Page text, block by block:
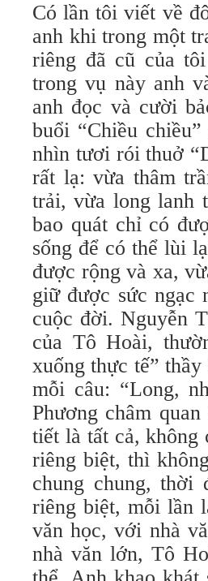
Có lần tôi viết về
anh khi trong một
riêng đã cũ của
trong vụ này anh
anh đọc và cười
buổi “Chiều
nhìn tươi rói thuở
rất lạ: vừa thâm
trải, vừa long lanh
bao quát chỉ có
sống để có thể lùi
được rộng và xa,
giữ được sức ngạc
cuộc đời. Nguyễn
của Tô Hoài,
xuống thực tế”
mỗi câu: “Long,
Phương châm
tiết là tất cả, không
riêng biệt, thì
chung chung,
riêng biệt, mỗi lần
văn học, với nhà
nhà văn lớn, Tô